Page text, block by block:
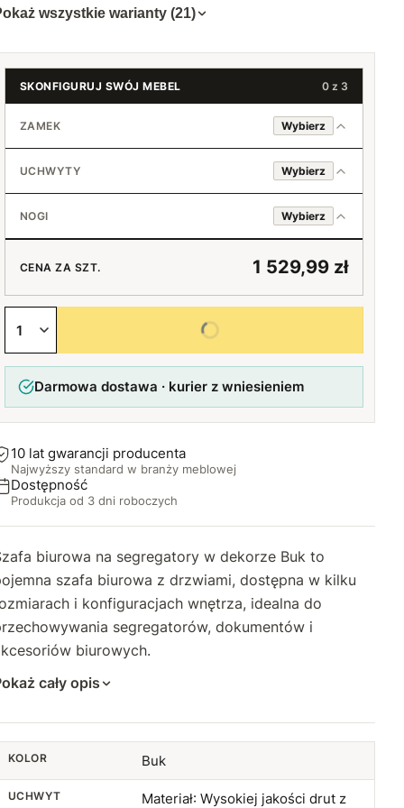
wszystkie warianty (21)
SKONFIGURUJ SWÓJ MEBEL 0 z 3
ZAMEK Wybierz
Nie
Tak +150 zł
UCHWYTY Wybierz
Standard (srebrny)
Bez uchwytów
NOGI Wybierz
Standard (srebrny)
Czarne
CENA ZA SZT. 1 529,99 zł
Wybierz wszystkie opcje
Darmowa dostawa · kurier z wniesieniem
10 lat gwarancji producenta
Najwyższy standard w branży meblowej
Dostępność
Produkcja od 3 dni roboczych
biurowa na segregatory w dekorze Buk to
szafa biurowa z drzwiami, dostępna w kilku
i konfiguracjach wnętrza, idealna do
segregatorów, dokumentów i
biurowych.
cały opis
KOLOR Buk
UCHWYT Materiał: Wysokiej jakości drut z